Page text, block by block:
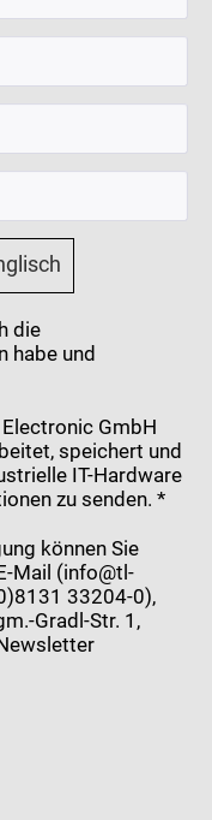
die
habe und
GmbH
speichert und
IT-Hardware
zu senden. *
können Sie
Mail (info@tl-
33204-0),
Gradl-Str. 1,